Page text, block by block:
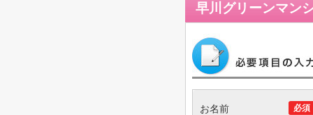
早川グリーンマン
必須
お名前